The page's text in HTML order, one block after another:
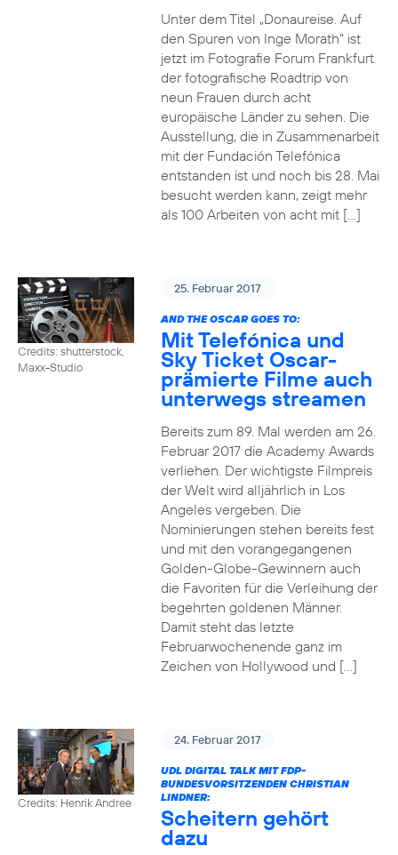
Unter dem Titel „Donaureise. Auf
den Spuren von Inge Morath“ ist
jetzt im Fotografie Forum Frankfurt
der fotografische Roadtrip von
neun Frauen durch acht
europäische Länder zu sehen. Die
Ausstellung, die in Zusammenarbeit
mit der Fundación Telefónica
entstanden ist und noch bis 28. Mai
besucht werden kann, zeigt mehr
als 100 Arbeiten von acht mit […]
Credits: shutterstock,
Maxx-Studio
25. Februar 2017
AND THE OSCAR GOES TO:
Mit Telefónica und
Sky Ticket Oscar-
prämierte Filme auch
unterwegs streamen
Bereits zum 89. Mal werden am 26.
Februar 2017 die Academy Awards
verliehen. Der wichtigste Filmpreis
der Welt wird alljährlich in Los
Angeles vergeben. Die
Nominierungen stehen bereits fest
und mit den vorangegangenen
Golden-Globe-Gewinnern auch
die Favoriten für die Verleihung der
begehrten goldenen Männer.
Damit steht das letzte
Februarwochenende ganz im
Zeichen von Hollywood und […]
Credits: Henrik Andree
24. Februar 2017
UDL DIGITAL TALK MIT FDP-
BUNDESVORSITZENDEN CHRISTIAN
LINDNER:
Scheitern gehört
dazu